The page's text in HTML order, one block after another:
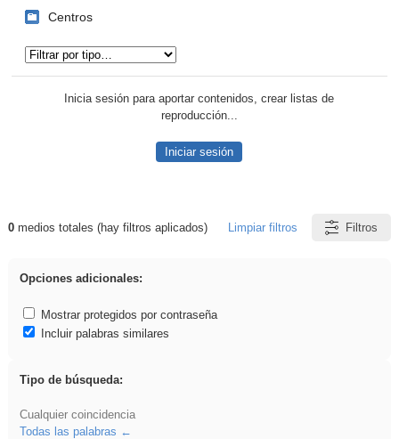
Centros
Inicia sesión para aportar contenidos, crear listas de
reproducción...
Iniciar sesión
Resultados de: Hisparob
0medios totales (hay filtros aplicados) Limpiar filtros Filtros
Opciones adicionales:
Mostrar protegidos por contraseña
Incluir palabras similares
Tipo de búsqueda:
Cualquier coincidencia
Todas las palabras